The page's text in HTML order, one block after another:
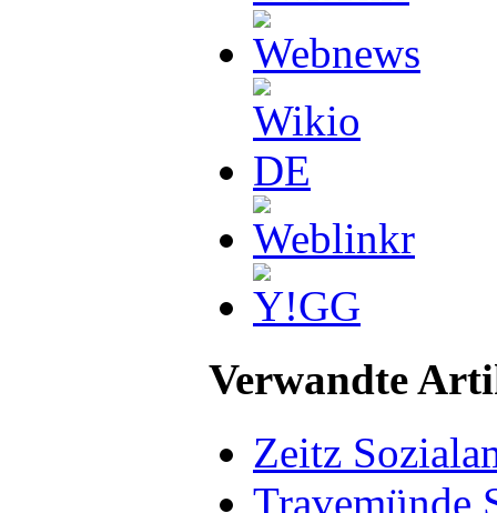
Verwandte
Zeitz
Travemünde